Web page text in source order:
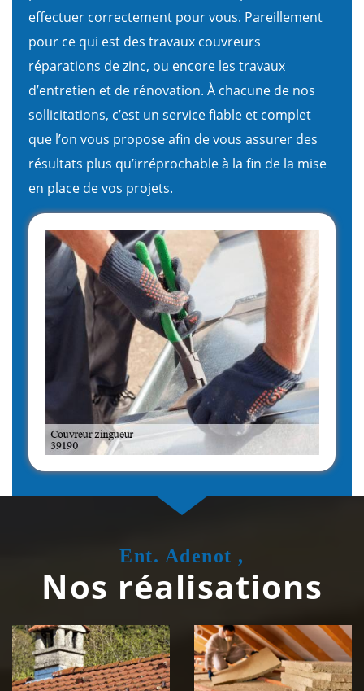
effectuer correctement pour vous. Pareillement
pour ce qui est des travaux couvreurs
réparations de zinc, ou encore les travaux
d’entretien et de rénovation. À chacune de nos
sollicitations, c’est un service fiable et complet
que l’on vous propose afin de vous assurer des
résultats plus qu’irréprochable à la fin de la mise
en place de vos projets.
Ent. Adenot ,
Nos réalisations
Couvreur
zingueur 39
Jura
Isolation de
toiture 39
Jura